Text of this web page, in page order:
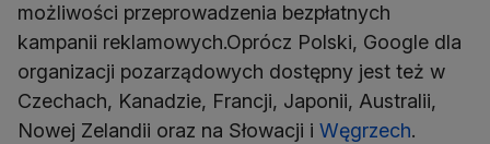
możliwości przeprowadzenia bezpłatnych
kampanii reklamowych.Oprócz Polski, Google dla
organizacji pozarządowych dostępny jest też w
Czechach, Kanadzie, Francji, Japonii, Australii,
Nowej Zelandii oraz na Słowacji i Węgrzech.